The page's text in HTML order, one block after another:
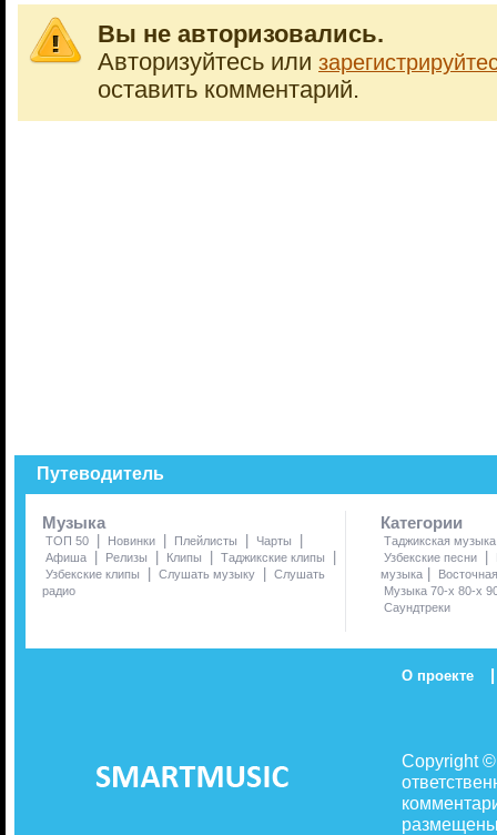
Вы не авторизовались.
Авторизуйтесь или
оставить комментарий.
Путеводитель
Музыка
ТОП 50 | Новинки | Плейлисты | Чарты |
Афиша | Релизы | Клипы | Таджикские клипы |
Узбекские клипы | Слушать музыку | Слушать
радио
Категории
Таджикская музыка
Узбекские песни
|
музыка |
Музыка 70-х 80-х
Саундтреки
О проекте |
Copyright
размещены